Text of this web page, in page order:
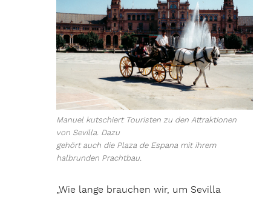
Manuel kutschiert Touristen zu den Attraktionen
von Sevilla. Dazu
gehört auch die Plaza de Espana mit ihrem
halbrunden Prachtbau.
„Wie lange brauchen wir, um Sevilla